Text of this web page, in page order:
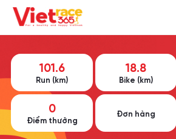
101.6
Run (km)
18.8
Bike (km)
0
Điểm thưởng
Đơn hàng